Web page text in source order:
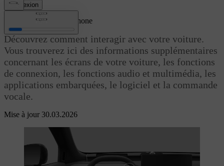
Connexion
Mise à jour 30.03.2026
Écrans, logiciel et téléphone
Découvrez comment interagir avec votre voiture.
Vous trouverez ici des informations supplémentaires
concernant les écrans de votre voiture, les fonctions
de connexion, les fonctions audio et multimédia, les
applications embarquées, le logiciel et la commande
vocale.